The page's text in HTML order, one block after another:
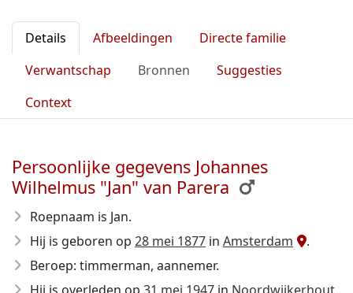
Details Afbeeldingen
Directe familie
Verwantschap
Bronnen
Suggesties
Context
Persoonlijke gegevens Johannes
Wilhelmus "Jan" van Parera
Roepnaam is Jan.
Hij is geboren op 28 mei 1877 in Amsterdam
.
Beroep: timmerman, aannemer.